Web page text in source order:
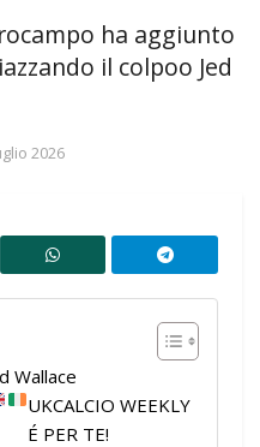
ha aggiunto
il colpoo Jed
2026
Wallace
UKCALCIO WEEKLY
É PER TE!